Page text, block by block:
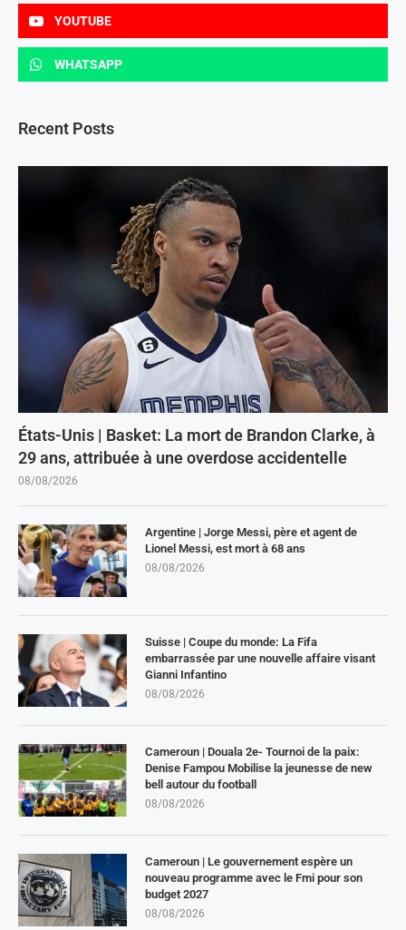
YOUTUBE
WHATSAPP
Recent Posts
États-Unis | Basket: La mort de Brandon Clarke, à
29 ans, attribuée à une overdose accidentelle
08/08/2026
Argentine | Jorge Messi, père et agent de
Lionel Messi, est mort à 68 ans
08/08/2026
Suisse | Coupe du monde: La Fifa
embarrassée par une nouvelle affaire visant
Gianni Infantino
08/08/2026
Cameroun | Douala 2e- Tournoi de la paix:
Denise Fampou Mobilise la jeunesse de new
bell autour du football
08/08/2026
Cameroun | Le gouvernement espère un
nouveau programme avec le Fmi pour son
budget 2027
08/08/2026